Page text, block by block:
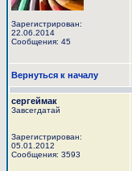
Зарегистрирован:
22.06.2014
Сообщения: 45
Вернуться к началу
сергеймак
Завсегдатай
Зарегистрирован:
05.01.2012
Сообщения: 3593